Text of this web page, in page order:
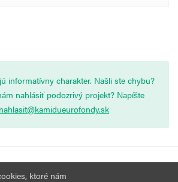
informatívny charakter. Našli ste chybu?
nahlásiť podozrivý projekt? Napíšte
nahlasit@kamidueurofondy.sk
ktoré nám